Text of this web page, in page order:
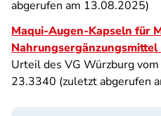
abgerufen am 13.08.2025)
Maqui-Augen-Kapseln für
Urteil des VG Würzburg
23.3340 (zuletzt abgerufen